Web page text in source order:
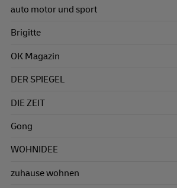
auto motor und sport
Brigitte
OK Magazin
DER SPIEGEL
DIE ZEIT
Gong
WOHNIDEE
zuhause wohnen